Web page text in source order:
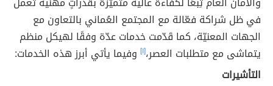
في ظل شراكة فعّالة مع المجتمع العُماني بالتعاون مع
الجهات المعنيّة، كما قَدّمت خدمات عدّة وفقًا لهيكل منظم
يتماشى مع متطلبات العصر،[١] وفيما يأتي أبرز هذه الخدمات:
التأشيرات